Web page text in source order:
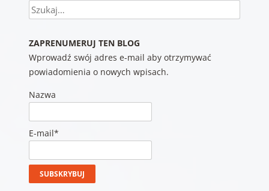
Szukaj
ZAPRENUMERUJ TEN BLOG
Wprowadź swój adres e-mail aby otrzymywać
powiadomienia o nowych wpisach.
Nazwa
E-mail*